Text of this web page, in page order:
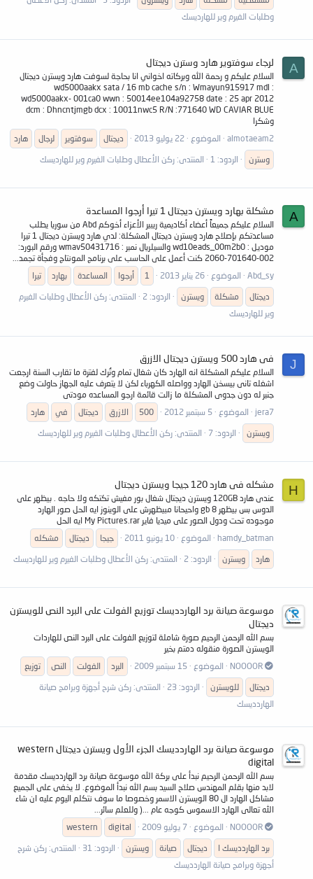
وطلبات الفيرم وير للهارديسك
A لرجاء سوفتوير هارد وسترن ديجتال
السلام عليكم و رحمة الله وبركاته اخواني انا بحاجة لسوفت هارد ويسترن ديجتال
wd5000aakx sata / 16 mb cache s/n : Wmayun915917 mdl :
wd5000aakx- 001ca0 wwn : 50014ee104a92758 date : 25 apr 2012
dcm : Dhncntjmgb dcx : 10011nwc5 R/N :771640 WD CAVIAR BLUE
وشكرا
almotaeam2
الموضوع 22 يوليو 2013 ديجتال سوفتوير لرجال
هارد
وسترن
الردود: 1 المنتدى: ركن الأعطال وطلبات الفيرم وير للهارديسك
A مشكلة بهارد ويسترن ديجتال 1 تيرا أرجوا المساعدة
السلام عليكم جميعاً أعضاء أكاديمية ريبير الأعزاء أخوكم Abd من سوريا يطلب
مساعدتكم بإصلاح هارد ويسترن ديجتال المشكلة: لدي هارد ويسترن ديجتال 1 تيرا
موديل : wd10eads_00m2b0 والسيلريال نمبر : wmav50431716 ورقم البورد:
002-701640-2060 كنت أعمل على الحاسب على برنامج المونتاج وفجأة تجمد...
Abd_sy
الموضوع 26 يناير 2013 1 أرجوا المساعدة بهارد
تيرا
ديجتال
مشكلة ويسترن الردود: 2 المنتدى: ركن الأعطال وطلبات الفيرم
وير للهارديسك
J فى هارد 500 ويسترن ديجتال الازرق
السلام عليكم المشكلة انه الهارد كان شغال تمام وتُرك لفترة ما تقارب السنة ارجعت
اشغله تانى بيسخن الهارد وواصله الكهرباء لكن لا يتعرف عليه الجهاز حاولت وضع
جنبر له دون جدوى المشكلة ما زالت قائمة ارجو المساعده مودتى
jera7
الموضوع 5 سبتمبر 2012 500 الازرق ديجتال في
هارد
ويسترن
الردود: 7 المنتدى: ركن الأعطال وطلبات الفيرم وير للهارديسك
H مشكله فى هارد 120 جيجا ويسترن ديجتال
عندى هارد 120GB ويسترن ديجتال شغال بور مفيش تكتكه ولا حاجه . بيظهر على
الدوس بس بيظهر 8 gb واحيحانا مبيظهرش على الوينوز ايه الحل صور الهارد
موجوده تحت ودول الصور على ميديا فاير My Pictures.rar ايه الحل
hamdy_batman
الموضوع 10 يونيو 2011 جيجا ديجتال
مشكله
هارد
ويسترن الردود: 2 المنتدى: ركن الأعطال وطلبات الفيرم وير للهارديسك
موسوعة صيانة برد الهاردديسك توزيع الفولت على البرد النص للويسترن
ديجتال
بسم الله الرحمن الرحيم صورة شاملة لتوزيع الفولت على البرد النص للهاردات
الويسترن الصورة منقوله دمتم بخير
NOOOOR
الموضوع 15 سبتمبر 2009 البرد الفولت النص
توزيع
ديجتال
للويسترن الردود: 23 المنتدى: ركن شرح أجهزة وبرامج صيانة
الهاردديسك
موسوعة صيانة برد الهاردديسك الجزء الأول ويسترن ديجتال western
digital
بسم الله الرحمن الرحيم نبدأ على بركة الله موسوعة صيانة برد الهاردديسك مقدمة
لابد منها بقلم المهندس صلاح السيد بسم الله نبدأ الموضوع. لا يخفى على الجميع
مشاكل الهارد ال 80 الويسترن الاسمر وخصوصا ما سوف نتكلم اليوم عليه ان شاء
الله تعالى الهارد الاسموس كوجه عام ...( وللعلم سائر...
NOOOOR
الموضوع 7 يوليو 2009 digital
western
برد الهاردديسك ا
ديجتال صيانة ويسترن الردود: 31 المنتدى: ركن شرح
أجهزة وبرامج صيانة الهاردديسك